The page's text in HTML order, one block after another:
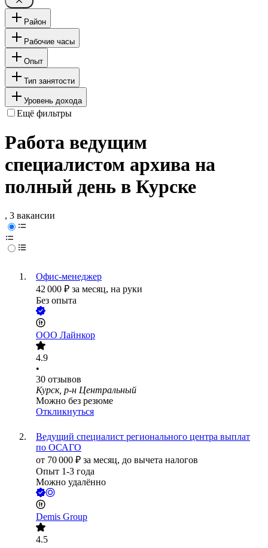
Район
Рабочие часы
Опыт
Тип занятости
Уровень дохода
Ещё фильтры
Работа ведущим
специалистом архива на
полный день в Курске
, 3 вакансии
Офис-менеджер
42 000 ₽ за месяц, на руки
Без опыта
ООО Лайнкор
4.9
•
30 отзывов
Курск, р-н Центральный
Можно без резюме
Откликнуться
Ведущий специалист регионального центра выплат
по ОСАГО
от 70 000 ₽ за месяц, до вычета налогов
Опыт 1-3 года
Можно удалённо
Demis Group
4.5